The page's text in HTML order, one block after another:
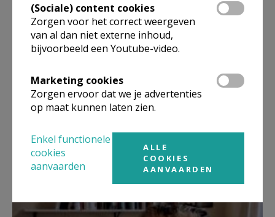
met paus Franciscus’ van start
(Sociale) content cookies
Zorgen voor het correct weergeven
van al dan niet externe inhoud,
bijvoorbeeld een Youtube-video.
Marketing cookies
Zorgen ervoor dat we je advertenties
op maat kunnen laten zien.
Enkel functionele
cookies
aanvaarden
ALLE
COOKIES
AANVAARDEN